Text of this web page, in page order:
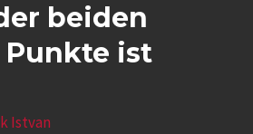
beiden
ist
Istvan